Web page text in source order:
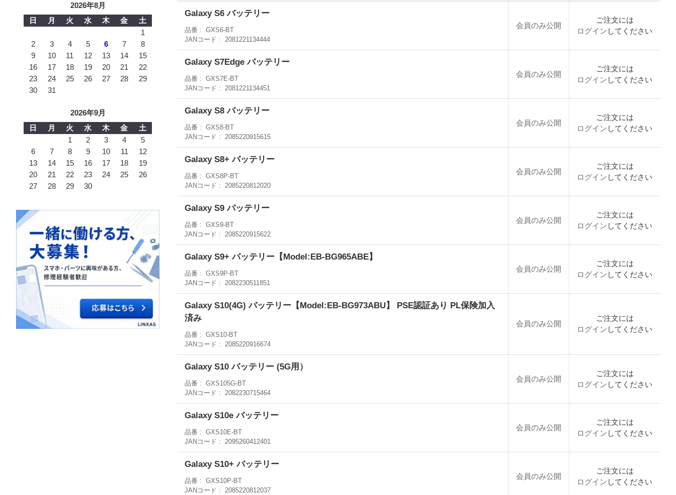
Galaxy S6 バッテリー
品番
GXS6-BT
JANコード
2081221134444
会員のみ公開
ご注文には
ログイン してください
Galaxy S7Edge バッテリー
品番
GXS7E-BT
JANコード
2081221134451
会員のみ公開
ご注文には
ログイン してください
Galaxy S8 バッテリー
品番
GXS8-BT
JANコード
2085220915615
会員のみ公開
ご注文には
ログイン してください
Galaxy S8+ バッテリー
品番
GXS8P-BT
JANコード
2085220812020
会員のみ公開
ご注文には
ログイン してください
Galaxy S9 バッテリー
品番
GXS9-BT
JANコード
2085220915622
会員のみ公開
ご注文には
ログイン してください
Galaxy S9+ バッテリー【Model:EB-BG965ABE】
品番
GXS9P-BT
JANコード
2082230511851
会員のみ公開
ご注文には
ログイン してください
Galaxy S10(4G) バッテリー【Model:EB-BG973ABU】 PSE認証あり PL保険加入
済み
品番
GXS10-BT
JANコード
2085220916674
会員のみ公開
ご注文には
ログイン してください
Galaxy S10 バッテリー (5G用）
品番
GXS105G-BT
JANコード
2082230715464
会員のみ公開
ご注文には
ログイン してください
Galaxy S10e バッテリー
品番
GXS10E-BT
JANコード
2095260412401
会員のみ公開
ご注文には
ログイン してください
Galaxy S10+ バッテリー
品番
GXS10P-BT
JANコード
2085220812037
会員のみ公開
ご注文には
ログイン してください
2026年8月
日
月 火 水 木 金
土
1
2
3 4 5 6 7
8
9
10 11 12 13 14
15
16
17 18 19 20 21
22
23
24 25 26 27 28
29
30
31
2026年9月
日
月 火 水 木 金
土
1
2 3 4
5
6
7 8 9 10 11
12
13
14 15 16 17 18
19
20
21 22 23 24 25
26
27
28 29 30